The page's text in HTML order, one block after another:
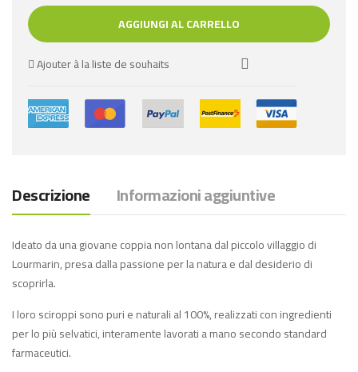
AGGIUNGI AL CARRELLO
Ajouter à la liste de souhaits
Descrizione Informazioni aggiuntive
Ideato da una giovane coppia non lontana dal piccolo villaggio di
Lourmarin, presa dalla passione per la natura e dal desiderio di
scoprirla.
I loro sciroppi sono puri e naturali al 100%, realizzati con ingredienti
per lo più selvatici, interamente lavorati a mano secondo standard
farmaceutici.